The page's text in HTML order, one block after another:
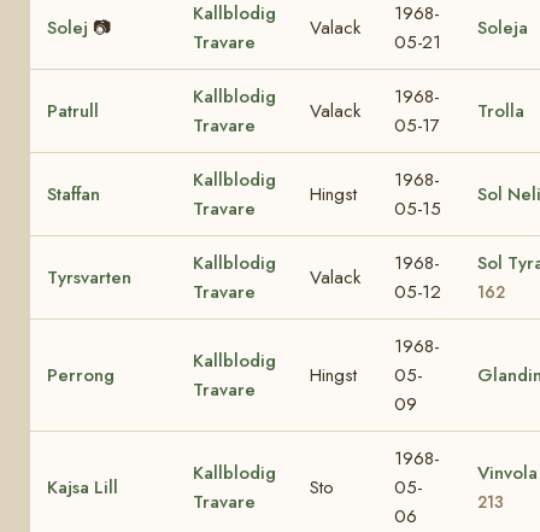
Solej 📷
Kallblodig
Travare
Valack
1968-
05-21
Soleja
Patrull
Kallblodig
Travare
Valack
1968-
05-17
Trolla
Staffan
Kallblodig
Travare
Hingst
1968-
05-15
Sol Neli
Tyrsvarten
Kallblodig
Travare
Valack
1968-
05-12
Sol
162
Perrong
Kallblodig
Travare
Hingst
1968-
05-
09
Kajsa Lill
Kallblodig
Travare
Sto
1968-
05-
06
213